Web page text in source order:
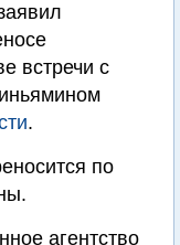
встречи с
.
по
агентство